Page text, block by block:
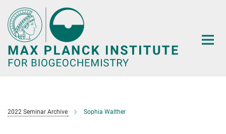
Main-
Content
2022 Seminar Archive Sophia Walther